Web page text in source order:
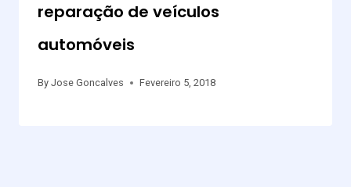
reparação de veículos
automóveis
By Jose Goncalves Fevereiro 5, 2018